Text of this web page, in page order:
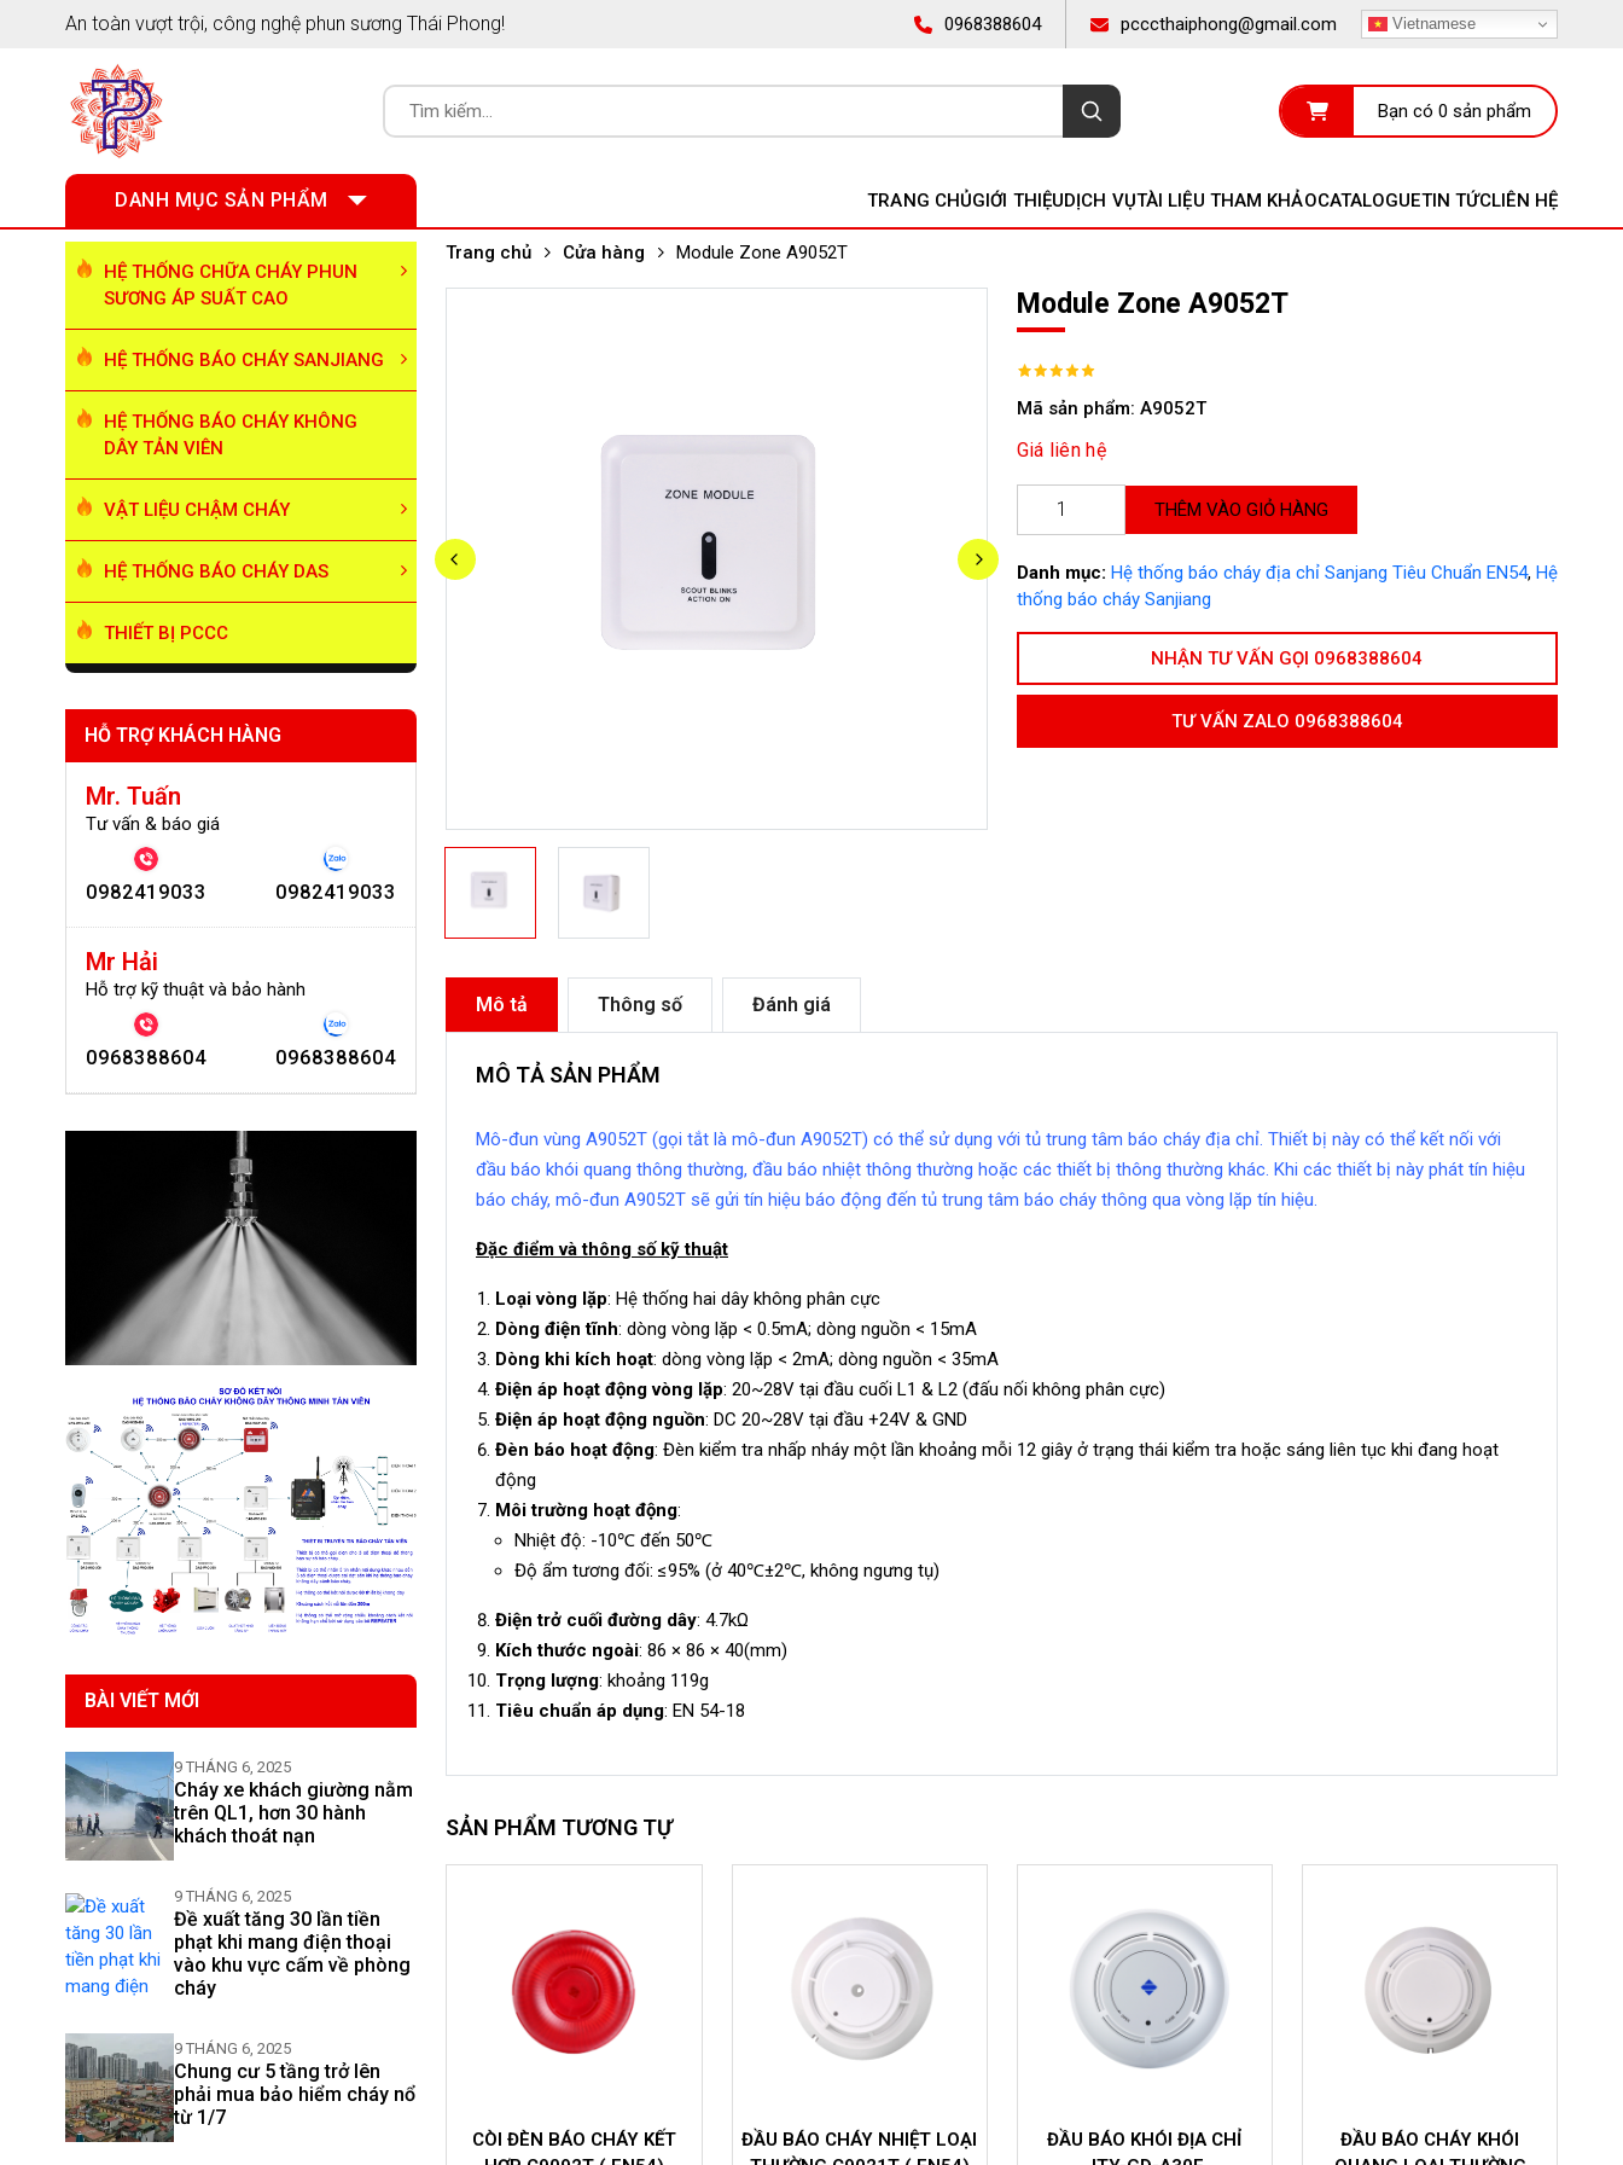
An toàn vượt trội, công nghệ phun sương Thái Phong! 0968388604 pcccthaiphong@gmail.com Vietnamese
Bạn có 0 sản phẩm
DANH MỤC SẢN PHẨM TRANG CHỦGIỚI THIỆUDỊCH VỤTÀI LIỆU THAM KHẢOCATALOGUETIN TỨCLIÊN HỆ
HỆ THỐNG CHỮA CHÁY PHUN
SƯƠNG ÁP SUẤT CAO
HỆ THỐNG BÁO CHÁY SANJIANG
HỆ THỐNG BÁO CHÁY KHÔNG
DÂY TẢN VIÊN
VẬT LIỆU CHẬM CHÁY
HỆ THỐNG BÁO CHÁY DAS
THIẾT BỊ PCCC
HỖ TRỢ KHÁCH HÀNG
Mr. Tuấn
Tư vấn & báo giá
0982419033 0982419033
Mr Hải
Hỗ trợ kỹ thuật và bảo hành
0968388604 0968388604
BÀI VIẾT MỚI
9 THÁNG 6, 2025
Cháy xe khách giường nằm
trên QL1, hơn 30 hành
khách thoát nạn
9 THÁNG 6, 2025
Đề xuất tăng 30 lần tiền
phạt khi mang điện thoại
vào khu vực cấm về phòng
cháy
9 THÁNG 6, 2025
Chung cư 5 tầng trở lên
phải mua bảo hiểm cháy nổ
từ 1/7
Trang chủ Cửa hàng Module Zone A9052T
Module Zone A9052T
Mã sản phẩm: A9052T
Giá liên hệ
THÊM VÀO GIỎ HÀNG
Danh mục: Hệ thống báo cháy địa chỉ Sanjang Tiêu Chuẩn EN54, Hệ
thống báo cháy Sanjiang
NHẬN TƯ VẤN GỌI 0968388604
TƯ VẤN ZALO 0968388604
Mô tả Thông số Đánh giá
MÔ TẢ SẢN PHẨM
Mô-đun vùng A9052T (gọi tắt là mô-đun A9052T) có thể sử dụng với tủ trung tâm báo cháy địa chỉ. Thiết bị này có thể kết nối với
đầu báo khói quang thông thường, đầu báo nhiệt thông thường hoặc các thiết bị thông thường khác. Khi các thiết bị này phát tín hiệu
báo cháy, mô-đun A9052T sẽ gửi tín hiệu báo động đến tủ trung tâm báo cháy thông qua vòng lặp tín hiệu.
Đặc điểm và thông số kỹ thuật
Loại vòng lặp: Hệ thống hai dây không phân cực
Dòng điện tĩnh: dòng vòng lặp < 0.5mA; dòng nguồn < 15mA
Dòng khi kích hoạt: dòng vòng lặp < 2mA; dòng nguồn < 35mA
Điện áp hoạt động vòng lặp: 20~28V tại đầu cuối L1 & L2 (đấu nối không phân cực)
Điện áp hoạt động nguồn: DC 20~28V tại đầu +24V & GND
Đèn báo hoạt động: Đèn kiểm tra nhấp nháy một lần khoảng mỗi 12 giây ở trạng thái kiểm tra hoặc sáng liên tục khi đang hoạt
động
Môi trường hoạt động:
Nhiệt độ: -10℃ đến 50℃
Độ ẩm tương đối: ≤95% (ở 40℃±2℃, không ngưng tụ)
Điện trở cuối đường dây: 4.7kΩ
Kích thước ngoài: 86 × 86 × 40(mm)
Trọng lượng: khoảng 119g
Tiêu chuẩn áp dụng: EN 54-18
SẢN PHẨM TƯƠNG TỰ
CHÁY
ĐẦU BÁO CHÁY NHIỆT LOẠI
ĐẦU BÁO KHÓI ĐỊA CHỈ
ĐẦU BÁO CHÁY KHÓI
ĐẦU BÁO NHIỆT CỐ ĐỊNH